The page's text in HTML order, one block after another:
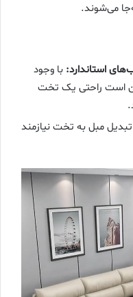
می‌شوند.
استاندارد: با وجود
است راحتی یک تخت
تبدیل مبل به تخت نیازمند